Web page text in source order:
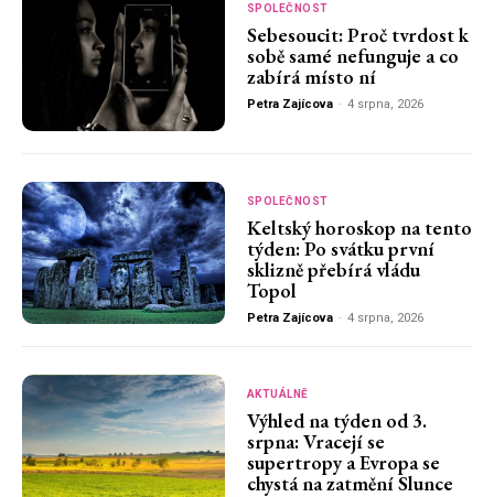
SPOLEČNOST
Sebesoucit: Proč tvrdost k
sobě samé nefunguje a co
zabírá místo ní
Petra Zajícova - 4 srpna, 2026
SPOLEČNOST
Keltský horoskop na tento
týden: Po svátku první
sklizně přebírá vládu
Topol
Petra Zajícova - 4 srpna, 2026
AKTUÁLNĚ
Výhled na týden od 3.
srpna: Vracejí se
supertropy a Evropa se
chystá na zatmění Slunce